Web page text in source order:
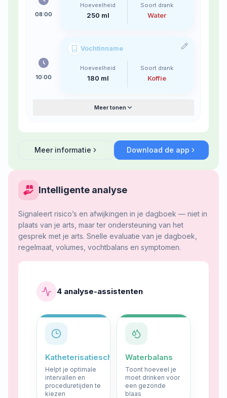
08:00
Hoeveelheid
250 ml
Soort drank
Water
10:00
Vochtinname
Hoeveelheid
180 ml
Soort drank
Koffie
Meer tonen
Meer informatie
aboutBlaasdagboekDownload de app
Intelligente analyse
Signaleert risico’s en afwijkingen in je dagboek — niet in
plaats van je arts, maar ter ondersteuning van het
gesprek met je arts. Snelle evaluatie van je dagboek,
regelmaat, volumes, vochtbalans en symptomen.
4 analyse-assistenten
Katheterisatieschema
Helpt je optimale
intervallen en
proceduretijden te
kiezen
Waterbalans
Toont hoeveel je
moet drinken voor
een gezonde
blaas